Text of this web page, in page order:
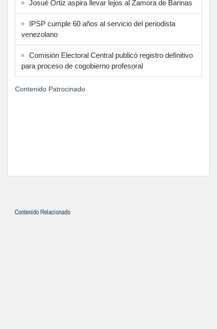
Josué Ortiz aspira llevar lejos al Zamora de Barinas
IPSP cumple 60 años al servicio del periodista
venezolano
Comisión Electoral Central publicó registro definitivo
para proceso de cogobierno profesoral
Contenido Patrocinado
Contenido Relacionado